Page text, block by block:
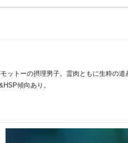
ットーの摂理男子。霊肉ともに生粋の
傾向あり。